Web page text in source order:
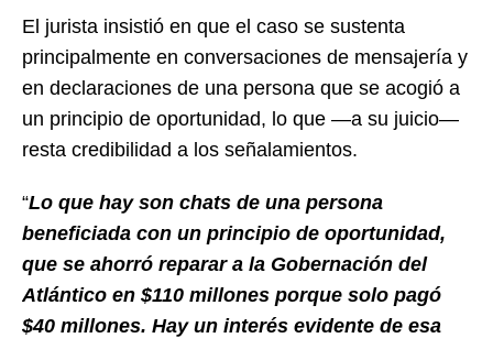
El jurista insistió en que el caso se sustenta
principalmente en conversaciones de mensajería y
en declaraciones de una persona que se acogió a
un principio de oportunidad, lo que —a su juicio—
resta credibilidad a los señalamientos.
“Lo que hay son chats de una persona
beneficiada con un principio de oportunidad,
que se ahorró reparar a la Gobernación del
Atlántico en $110 millones porque solo pagó
$40 millones. Hay un interés evidente de esa